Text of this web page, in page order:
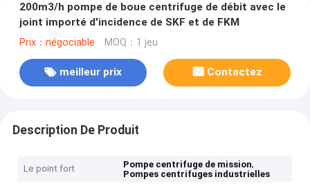
200m3/h pompe de boue centrifuge de débit avec le
joint importé d'incidence de SKF et de FKM
Prix：négociable MOQ：1 jeu
meilleur prix Contactez
Description De Produit
Le point fort Pompe centrifuge de mission,
Pompes centrifuges industrielles